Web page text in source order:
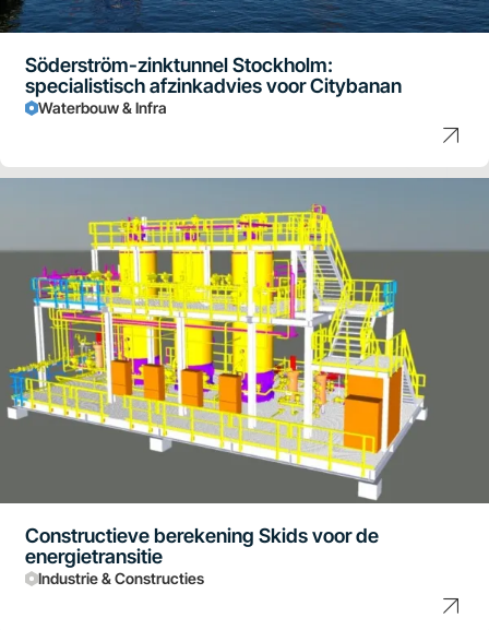
Söderström-zinktunnel Stockholm:
specialistisch afzinkadvies voor Citybanan
Waterbouw & Infra
Constructieve berekening Skids voor de
energietransitie
Industrie & Constructies